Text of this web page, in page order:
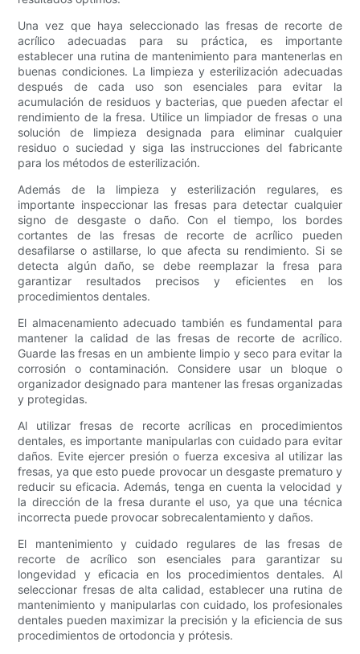
Una vez que haya seleccionado las fresas de recorte de
acrílico adecuadas para su práctica, es importante
establecer una rutina de mantenimiento para mantenerlas en
buenas condiciones. La limpieza y esterilización adecuadas
después de cada uso son esenciales para evitar la
acumulación de residuos y bacterias, que pueden afectar el
rendimiento de la fresa. Utilice un limpiador de fresas o una
solución de limpieza designada para eliminar cualquier
residuo o suciedad y siga las instrucciones del fabricante
para los métodos de esterilización.
Además de la limpieza y esterilización regulares, es
importante inspeccionar las fresas para detectar cualquier
signo de desgaste o daño. Con el tiempo, los bordes
cortantes de las fresas de recorte de acrílico pueden
desafilarse o astillarse, lo que afecta su rendimiento. Si se
detecta algún daño, se debe reemplazar la fresa para
garantizar resultados precisos y eficientes en los
procedimientos dentales.
El almacenamiento adecuado también es fundamental para
mantener la calidad de las fresas de recorte de acrílico.
Guarde las fresas en un ambiente limpio y seco para evitar la
corrosión o contaminación. Considere usar un bloque o
organizador designado para mantener las fresas organizadas
y protegidas.
Al utilizar fresas de recorte acrílicas en procedimientos
dentales, es importante manipularlas con cuidado para evitar
daños. Evite ejercer presión o fuerza excesiva al utilizar las
fresas, ya que esto puede provocar un desgaste prematuro y
reducir su eficacia. Además, tenga en cuenta la velocidad y
la dirección de la fresa durante el uso, ya que una técnica
incorrecta puede provocar sobrecalentamiento y daños.
El mantenimiento y cuidado regulares de las fresas de
recorte de acrílico son esenciales para garantizar su
longevidad y eficacia en los procedimientos dentales. Al
seleccionar fresas de alta calidad, establecer una rutina de
mantenimiento y manipularlas con cuidado, los profesionales
dentales pueden maximizar la precisión y la eficiencia de sus
procedimientos de ortodoncia y prótesis.